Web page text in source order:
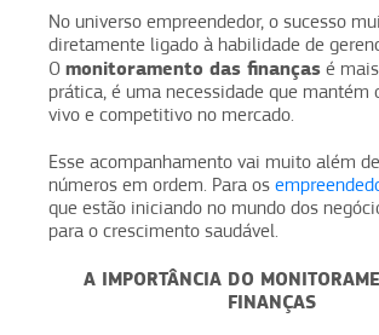
No universo empreendedor, o sucesso
diretamente ligado à habilidade de
O monitoramento das finanças é
prática, é uma necessidade que mantém
vivo e competitivo no mercado.
Esse acompanhamento vai muito além
números em ordem. Para os
que estão iniciando no mundo dos
para o crescimento saudável.
A IMPORTÂNCIA DO
FINANÇAS